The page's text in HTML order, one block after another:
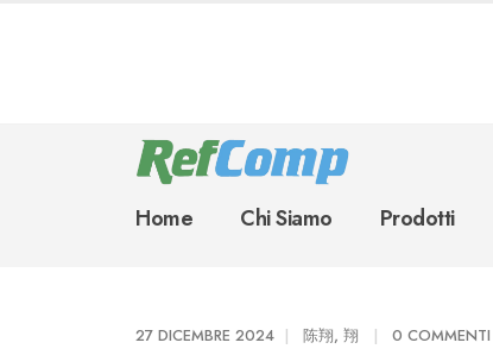
Home Chi Siamo Prodotti
27 DICEMBRE 2024 陈翔, 翔 0 COMMENTI